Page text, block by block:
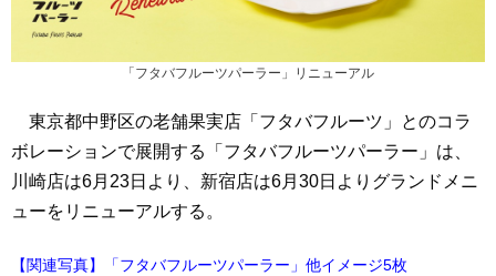
「フタバフルーツパーラー」リニューアル
東京都中野区の老舗果実店「フタバフルーツ」とのコラ
ボレーションで展開する「フタバフルーツパーラー」は、
川崎店は6月23日より、新宿店は6月30日よりグランドメニ
ューをリニューアルする。
【関連写真】「フタバフルーツパーラー」他イメージ5枚